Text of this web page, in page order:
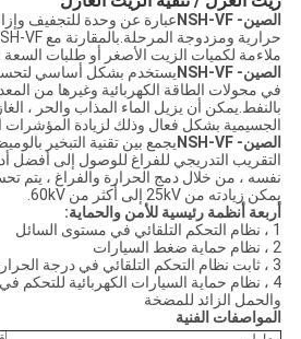
الصين- NSH-VF
عبارة عن وحدة للتجفيف
ملاءمة لكميات الزيت الأصغر أو طلبات السعة
الصين- NSH-VF
يستخدم بشكل أساسي
في محولات الطاقة الكهربائية وغيرها من
بالنفط.يمكن أن يزيل الماء المذاب والحر ،
الجسيمية بشكل فعال وذلك لزيادة المؤشرات
الصين- NSH-VF
يجمع بين تقنية التبخير
التقريب التدريجي للفراغ للوصول إلى أفضل
نفسه ، من خلال دمج الحرارة والفراغ ، يتم
يمكن زيادته من 25kV إلى أكثر من 60kV.
أربعة أنظمة رئيسية للأمن والحماية:
1 ، نظام التحكم التلقائي في مستوى السائل
2 ، نظام حماية ضغط السيارات
3 ، ثابت نظام التحكم التلقائي في درجة الحرارة
4 ، نظام حماية السيارات الكهربائية للتحكم
والحمل الزائد للمضخة
المواصفات الفنية